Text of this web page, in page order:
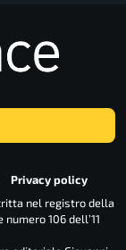
Privacy policy
nel registro della
106 dell’11